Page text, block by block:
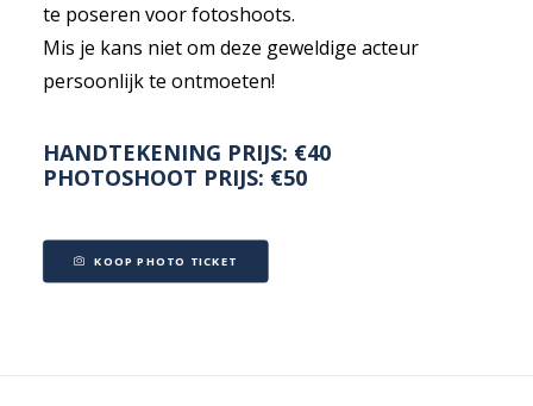
te poseren voor fotoshoots.
Mis je kans niet om deze geweldige acteur
persoonlijk te ontmoeten!
HANDTEKENING PRIJS: €40
PHOTOSHOOT PRIJS: €50
KOOP PHOTO TICKET